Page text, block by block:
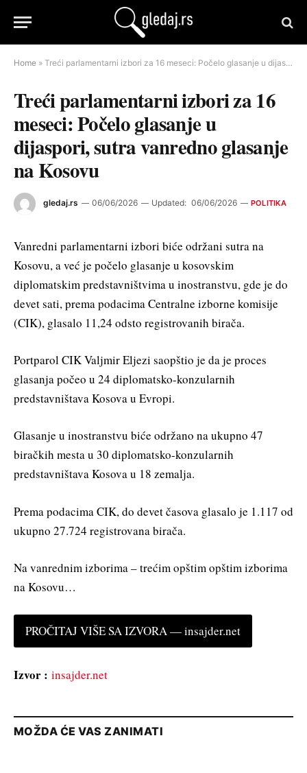
Home » Treći parlamentarni izbori za 16 meseci: Počelo glasanje u dijaspori, sutra vanredno glasanje na Kosovu
Treći parlamentarni izbori za 16
meseci: Počelo glasanje u
dijaspori, sutra vanredno glasanje
na Kosovu
gledaj.rs 06/06/2026 Updated: 06/06/2026 POLITIKA
Vanredni parlamentarni izbori biće održani sutra na
Kosovu, a već je počelo glasanje u kosovskim
diplomatskim predstavništvima u inostranstvu, gde je do
devet sati, prema podacima Centralne izborne komisije
(CIK), glasalo 11,24 odsto registrovanih birača.
Portparol CIK Valjmir Eljezi saopštio je da je proces
glasanja počeo u 24 diplomatsko-konzularnih
predstavništava Kosova u Evropi.
Glasanje u inostranstvu biće održano na ukupno 47
biračkih mesta u 30 diplomatsko-konzularnih
predstavništava Kosova u 18 zemalja.
Prema podacima CIK, do devet časova glasalo je 1.117 od
ukupno 27.724 registrovana birača.
Na vanrednim izborima – trećim opštim opštim izborima
na Kosovu…
PROČITAJ VIŠE SA IZVORA — insajder.net
Izvor : insajder.net
MOŽDA ĆE VAS ZANIMATI